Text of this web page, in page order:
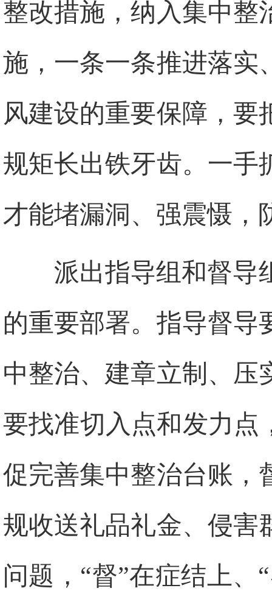
整改措施，纳入集中整
施，一条一条推进落实
风建设的重要保障，要
规矩长出铁牙齿。一手
才能堵漏洞、强震慑，
派出指导组和督导
的重要部署。指导督导
中整治、建章立制、压
要找准切入点和发力点
促完善集中整治台账，
规收送礼品礼金、侵害
问题，“督”在症结上、